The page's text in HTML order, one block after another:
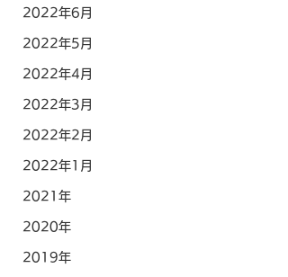
2022年6月
2022年5月
2022年4月
2022年3月
2022年2月
2022年1月
2021年
2020年
2019年